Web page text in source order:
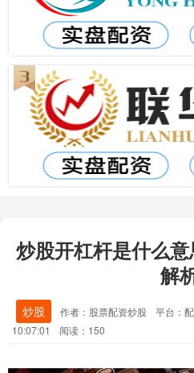
炒股开杠杆是什么
解
炒股 作者：股票配资炒股 平台：
10:07:01
阅读：150